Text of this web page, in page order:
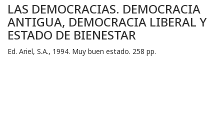
LAS DEMOCRACIAS. DEMOCRACIA
ANTIGUA, DEMOCRACIA LIBERAL Y
ESTADO DE BIENESTAR
Ed. Ariel, S.A., 1994. Muy buen estado. 258 pp.